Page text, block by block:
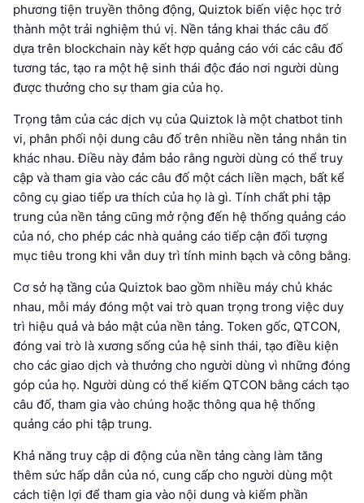
phương tiện truyền thông động, Quiztok biến việc học trở
thành một trải nghiệm thú vị. Nền tảng khai thác câu đố
dựa trên blockchain này kết hợp quảng cáo với các câu đố
tương tác, tạo ra một hệ sinh thái độc đáo nơi người dùng
được thưởng cho sự tham gia của họ.
Trọng tâm của các dịch vụ của Quiztok là một chatbot tinh
vi, phân phối nội dung câu đố trên nhiều nền tảng nhắn tin
khác nhau. Điều này đảm bảo rằng người dùng có thể truy
cập và tham gia vào các câu đố một cách liền mạch, bất kể
công cụ giao tiếp ưa thích của họ là gì. Tính chất phi tập
trung của nền tảng cũng mở rộng đến hệ thống quảng cáo
của nó, cho phép các nhà quảng cáo tiếp cận đối tượng
mục tiêu trong khi vẫn duy trì tính minh bạch và công bằng.
Cơ sở hạ tầng của Quiztok bao gồm nhiều máy chủ khác
nhau, mỗi máy đóng một vai trò quan trọng trong việc duy
trì hiệu quả và bảo mật của nền tảng. Token gốc, QTCON,
đóng vai trò là xương sống của hệ sinh thái, tạo điều kiện
cho các giao dịch và thưởng cho người dùng vì những đóng
góp của họ. Người dùng có thể kiếm QTCON bằng cách tạo
câu đố, tham gia vào chúng hoặc thông qua hệ thống
quảng cáo phi tập trung.
Khả năng truy cập di động của nền tảng càng làm tăng
thêm sức hấp dẫn của nó, cung cấp cho người dùng một
cách tiện lợi để tham gia vào nội dung và kiếm phần